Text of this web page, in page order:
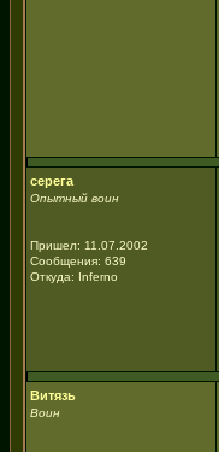
серега
Опытный воин
Пришел: 11.07.2002
Сообщения: 639
Откуда: Inferno
Витязь
Воин